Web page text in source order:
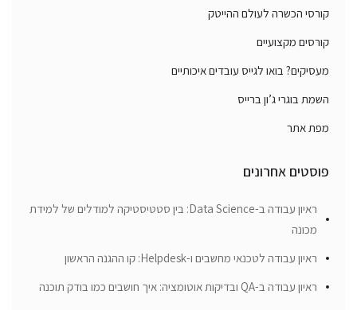
קורסי הכשרה לעולם ההייטק
קורסים מקצועיים
מעסיקים? בואו לגייס עובדים איכותיים
השמת בוגרי ג’ון ברייס
מפת אתר
פוסטים אחרונים
ראיון עבודה ב-Data Science: בין סטטיסטיקה למודלים של למידת
מכונה
ראיון עבודה לטכנאי מחשבים ו-Helpdesk: קו ההגנה הראשון
ראיון עבודה ב-QA ובדיקות אוטומציה: איך חושבים כמו בודק תוכנה